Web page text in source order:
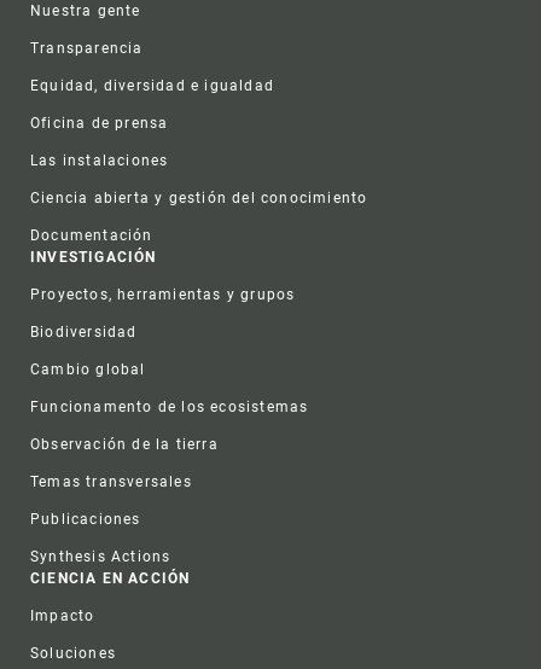
Nuestra gente
Transparencia
Equidad, diversidad e igualdad
Oficina de prensa
Las instalaciones
Ciencia abierta y gestión del conocimiento
Documentación
INVESTIGACIÓN
Proyectos, herramientas y grupos
Biodiversidad
Cambio global
Funcionamento de los ecosistemas
Observación de la tierra
Temas transversales
Publicaciones
Synthesis Actions
CIENCIA EN ACCIÓN
Impacto
Soluciones